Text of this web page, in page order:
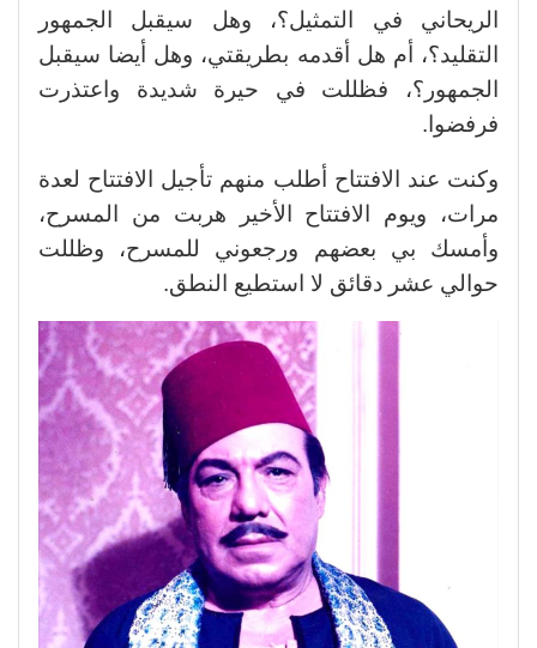
الريحاني في التمثيل؟، وهل سيقبل الجمهور
التقليد؟، أم هل أقدمه بطريقتي، وهل أيضا سيقبل
الجمهور؟، فظللت في حيرة شديدة واعتذرت
فرفضوا.
وكنت عند الافتتاح أطلب منهم تأجيل الافتتاح لعدة
مرات، ويوم الافتتاح الأخير هربت من المسرح،
وأمسك بي بعضهم ورجعوني للمسرح، وظللت
حوالي عشر دقائق لا استطيع النطق.